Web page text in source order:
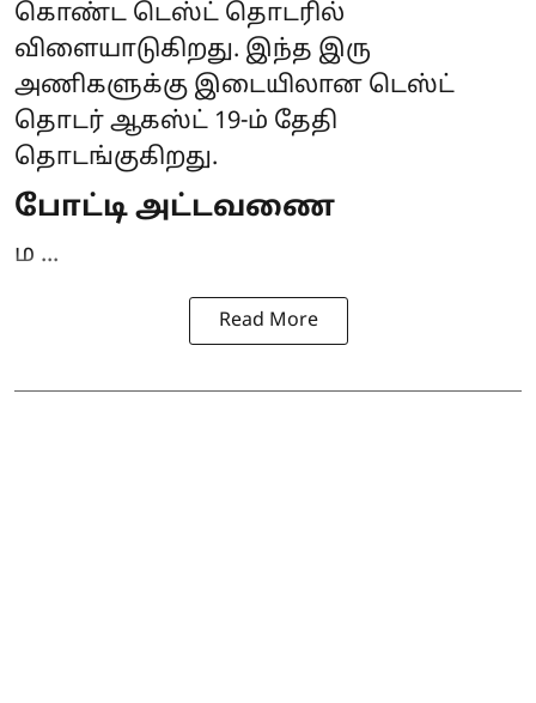
கொண்ட டெஸ்ட் தொடரில்
விளையாடுகிறது. இந்த இரு
அணிகளுக்கு இடையிலான டெஸ்ட்
தொடர் ஆகஸ்ட் 19-ம் தேதி
தொடங்குகிறது.
போட்டி அட்டவணை
ம ...
Read More